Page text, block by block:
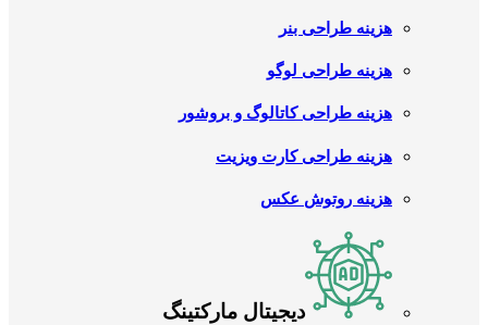
هزینه طراحی بنر
هزینه طراحی لوگو
هزینه طراحی کاتالوگ و بروشور
هزینه طراحی کارت ویزیت
هزینه روتوش عکس
دیجیتال مارکتینگ